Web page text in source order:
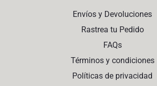
Envíos y Devoluciones
Rastrea tu Pedido
FAQs
Términos y condiciones
Políticas de privacidad